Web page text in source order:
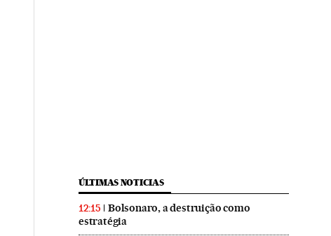
ÚLTIMAS NOTICIAS
12:15
Bolsonaro, a destruição como
estratégia